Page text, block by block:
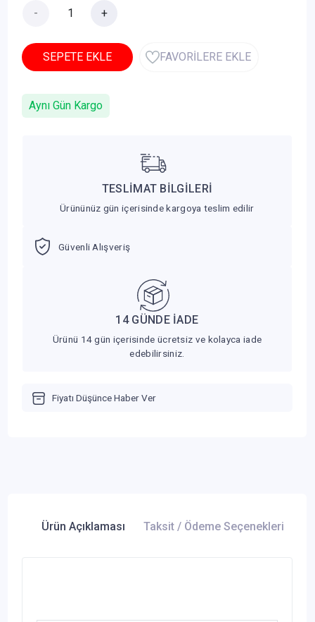
- +
SEPETE EKLE FAVORİLERE EKLE
Aynı Gün Kargo
TESLİMAT BİLGİLERİ
Ürününüz gün içerisinde kargoya teslim edilir
Güvenli Alışveriş
14 GÜNDE İADE
Ürünü 14 gün içerisinde ücretsiz ve kolayca iade
edebilirsiniz.
Fiyatı Düşünce Haber Ver
Ürün Açıklaması Taksit / Ödeme Seçenekleri